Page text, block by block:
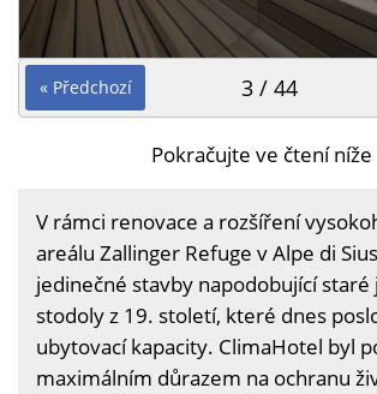
« Předchozí 3 / 44
Pokračujte ve čtení níže
V rámci renovace a rozšíření
areálu Zallinger Refuge v Alpe di
jedinečné stavby napodobující
stodoly z 19. století, které dnes
ubytovací kapacity. ClimaHotel byl
maximálním důrazem na ochranu